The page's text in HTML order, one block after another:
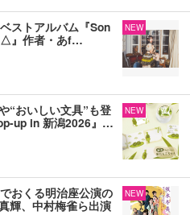
ストアルバム『Son
△』作者・あf…
NEW
“おいしい文具”も登
up in 新潟2026』…
NEW
おくる明治座公演の
輝、中村梅雀ら出演
NEW